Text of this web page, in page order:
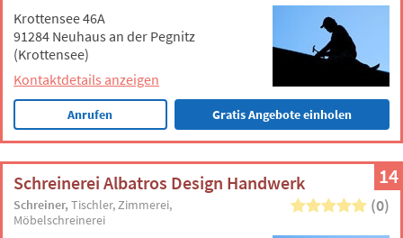
Krottensee 46A
91284 Neuhaus an der Pegnitz
(Krottensee)
Kontaktdetails anzeigen
Anrufen Gratis Angebote einholen
14
Schreinerei Albatros Design Handwerk
Schreiner Tischler Zimmerei
Möbelschreinerei
(0)